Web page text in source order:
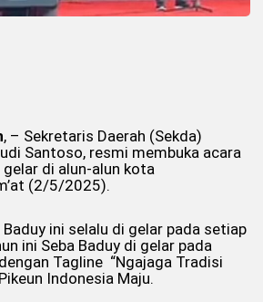
, – Sekretaris Daerah (Sekda)
Santoso, resmi membuka acara
gelar di alun-alun kota
(2/5/2025).
Baduy ini selalu di gelar pada setiap
ini Seba Baduy di gelar pada
Tagline “Ngajaga Tradisi
Indonesia Maju.